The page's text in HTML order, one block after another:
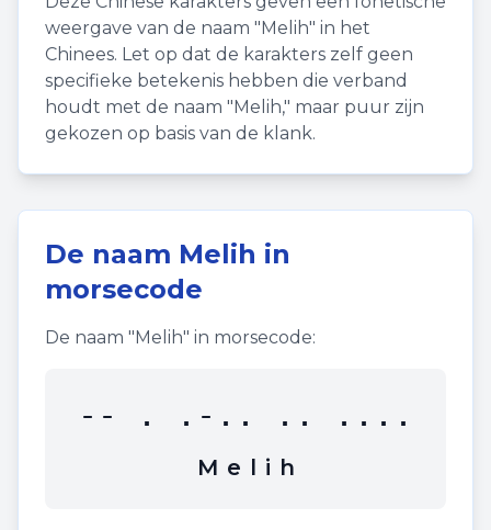
weergave van de naam "Melih" in het
Chinees. Let op dat de karakters zelf geen
specifieke betekenis hebben die verband
houdt met de naam "Melih," maar puur zijn
gekozen op basis van de klank.
De naam Melih in
morsecode
De naam "Melih" in morsecode:
-- . .-.. .. ....
M e l i h